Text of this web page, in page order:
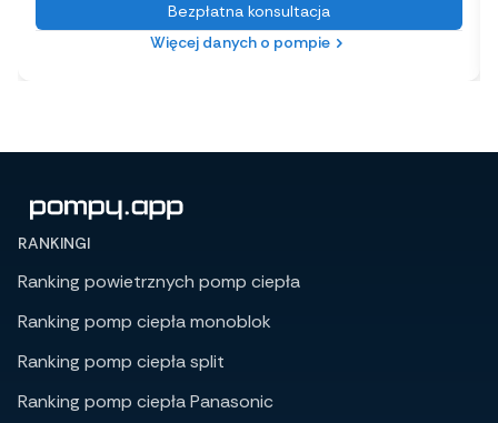
Bezpłatna konsultacja
Więcej danych o pompie
RANKINGI
Ranking powietrznych pomp ciepła
Ranking pomp ciepła monoblok
Ranking pomp ciepła split
Ranking pomp ciepła Panasonic